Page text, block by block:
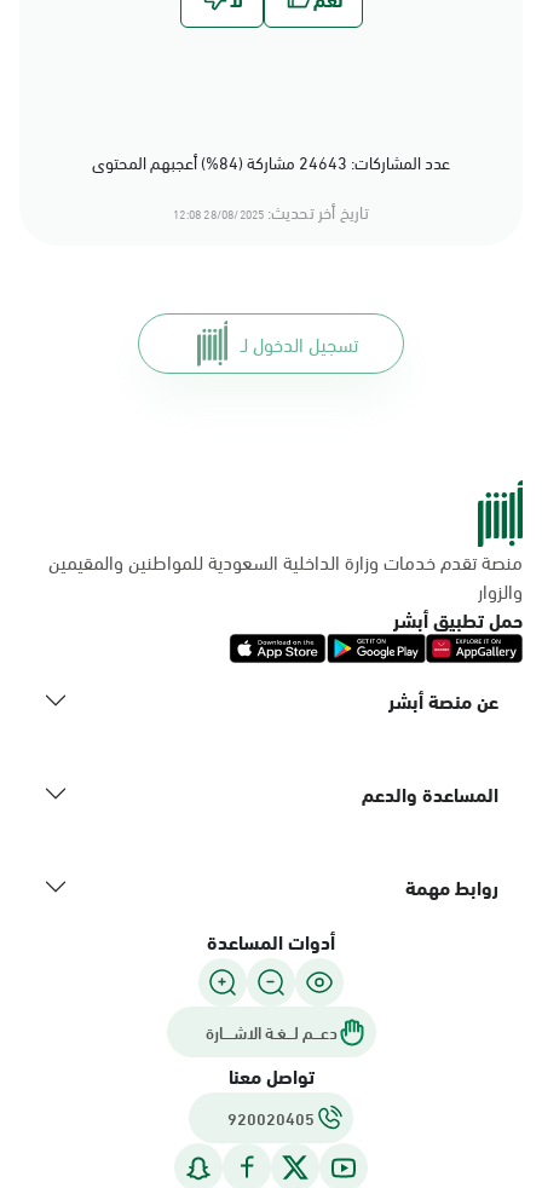
عدد المشاركات: 24643 مشاركة (84%) أعجبهم المحتوى
تاريخ أخر تحديث: 28/08/2025 12:08
تسجيل الدخول لـ
منصة تقدم خدمات وزارة الداخلية السعودية للمواطنين والمقيمين
والزوار
حمل تطبيق أبشر
عن منصة أبشر
المساعدة والدعم
روابط مهمة
أدوات المساعدة
دعـــم لـــغـة الاشــــارة
تواصل معنا
920020405